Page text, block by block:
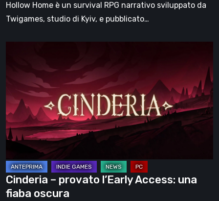
Hollow Home è un survival RPG narrativo sviluppato da
Twigames, studio di Kyiv, e pubblicato…
provato
l’Early
Access:
una
fiaba
oscura
Cinderia – provato l’Early Access: una
fiaba oscura